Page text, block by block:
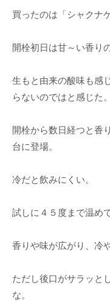
買ったのは「シャクナ
開栓初日は甘～い香り
生もと由来の酸味も感
らないのではと感じた。
開栓から数日経つと香
台に登場。
冷だと飲みにくい。
試しに４５度まで温め
香りや味が広がり、冷
ただし後口がサラッと
な。